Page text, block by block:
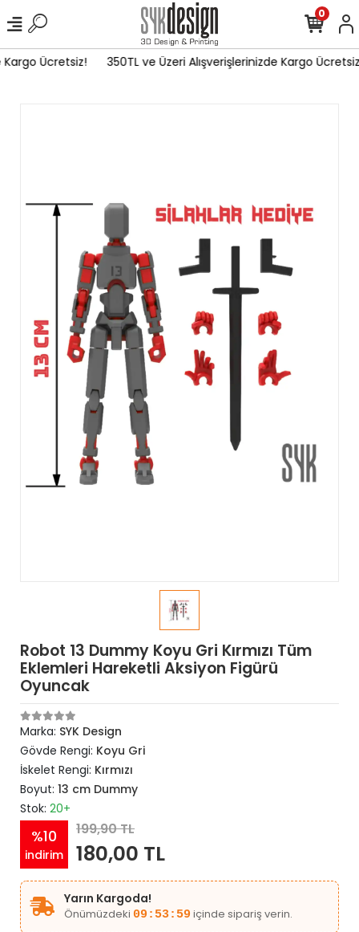
Ücretsiz! 350TL ve Üzeri Alışverişlerinizde Kargo Ücretsiz!
0
Robot 13 Dummy Koyu Gri Kırmızı Tüm
Eklemleri Hareketli Aksiyon Figürü
Oyuncak
Marka: SYK Design
Gövde Rengi: Koyu Gri
İskelet Rengi: Kırmızı
Boyut: 13 cm Dummy
Stok: 20+
%10
indirim
199,90 TL
180,00 TL
Yarın Kargoda!
Önümüzdeki 09:53:59 içinde sipariş verin.